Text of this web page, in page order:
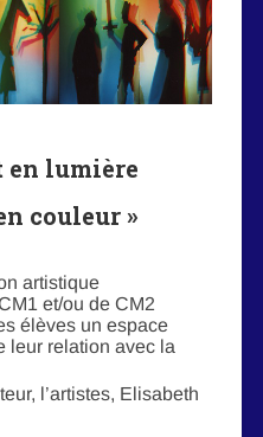
en lumière
couleur »
artistique
et/ou de CM2
élèves un espace
leur relation avec la
l’artistes, Elisabeth